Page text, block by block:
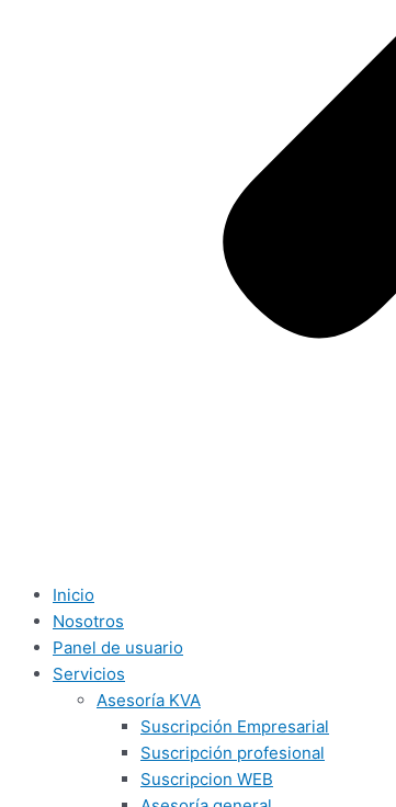
Inicio
Nosotros
Panel de usuario
Servicios
Asesoría KVA
Suscripción Empresarial
Suscripción profesional
Suscripcion WEB